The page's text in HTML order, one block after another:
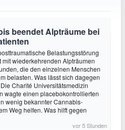
beendet Alpträume bei
Belastungsstörung
mit wiederkehrenden Alpträumen
die den einzelnen Menschen
belasten. Was lässt sich dagegen
Charité Universitätsmedizin
wagte einen placebokontrollierten
wenig bekannter Cannabis-
Weg helfen. Was hilft gegen
vor 5 Stunden